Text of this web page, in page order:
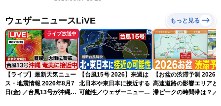
ウェザーニュースLiVE もっと見る
ライブ放送中
【ライブ】最新天気ニュー
ス・地震情報 2026年8月7
日(金) ／台風13号が沖縄・
【台風15号 2026】来週は
北日本や東日本に接近する
可能性／ウェザーニュース
【お盆の渋滞予測 2026】
高速道路の影響エリアと
滞ピークの時間帯は？／